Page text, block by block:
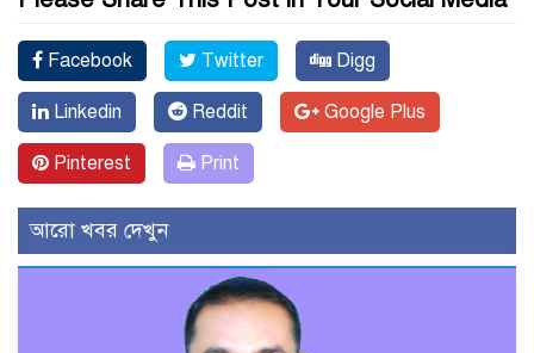
Facebook Twitter Digg
Linkedin Reddit Google Plus
Pinterest Print
আরো খবর দেখুন